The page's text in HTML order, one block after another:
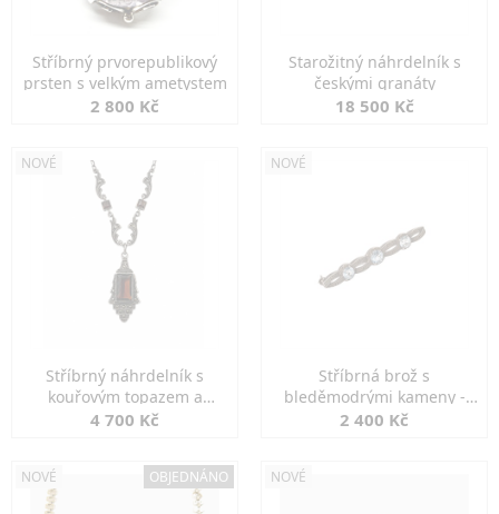
Stříbrný prvorepublikový
prsten s velkým ametystem
2 800 Kč
Starožitný náhrdelník s
českými granáty
18 500 Kč
NOVÉ
Stříbrný náhrdelník s
kouřovým topazem a
markazity
4 700 Kč
NOVÉ
Stříbrná brož s
bleděmodrými kameny -
jemná elegance
2 400 Kč
NOVÉ OBJEDNÁNO NOVÉ